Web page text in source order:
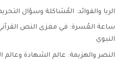
الربا والفوائد: المُشاكلة وسؤال
ساعة العُسرة: في مغزى النص
النبوي
النصر والهزيمة: عالم الشهادة وعالم